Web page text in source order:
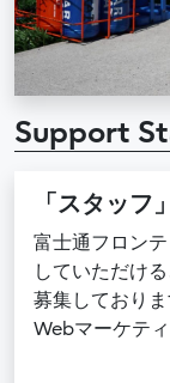
Support
「スタッフ
富士通フロン
していただけ
募集しておりま
Webマーケテ